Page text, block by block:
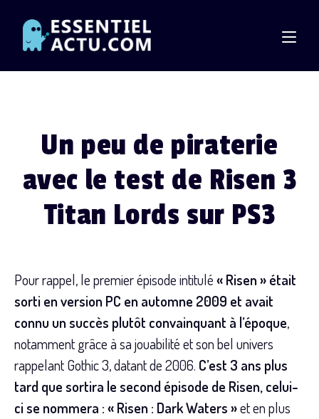
content
Un peu de piraterie
avec le test de Risen 3
Titan Lords sur PS3
Pour rappel, le premier épisode intitulé« Risen » était
sorti en version PC en automne 2009 et avait
connu un succès plutôt convainquant à l’époque,
notamment grâce à sa jouabilité et son bel univers
rappelant Gothic 3, datant de 2006. C’est 3 ans plus
tard que sortira le second épisode de Risen, celui-
ci se nommera : « Risen : Dark Waters »et en plus